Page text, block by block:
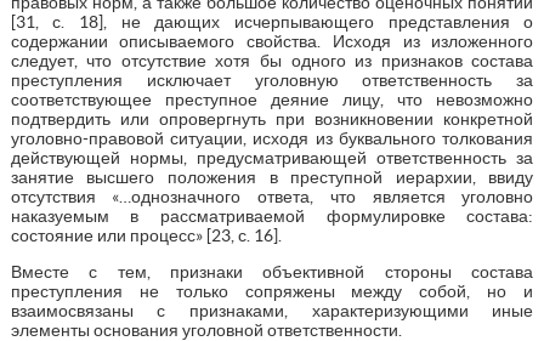
[31, с. 18], не дающих исчерпывающего представления о
содержании описываемого свойства. Исходя из изложенного
следует, что отсутствие хотя бы одного из признаков состава
преступления исключает уголовную ответственность за
соответствующее преступное деяние лицу, что невозможно
подтвердить или опровергнуть при возникновении конкретной
уголовно-правовой ситуации, исходя из буквального толкования
действующей нормы, предусматривающей ответственность за
занятие высшего положения в преступной иерархии, ввиду
отсутствия «…однозначного ответа, что является уголовно
наказуемым в рассматриваемой формулировке состава:
состояние или процесс» [23, с. 16].
Вместе с тем, признаки объективной стороны состава
преступления не только сопряжены между собой, но и
взаимосвязаны с признаками, характеризующими иные
элементы основания уголовной ответственности.